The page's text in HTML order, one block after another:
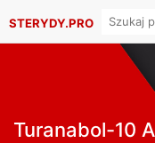
STERYDY.PRO
Search
Turanabol-10